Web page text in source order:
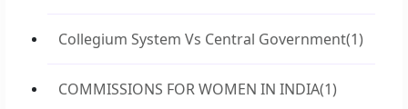
Collegium System Vs Central Government(1)
COMMISSIONS FOR WOMEN IN INDIA(1)